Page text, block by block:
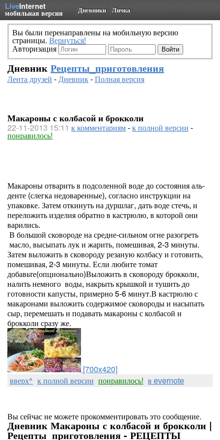
LiveInternet
мобильная версия Дневники Личка
Вы были перенаправлены на мобильную версию
страницы. Вернуться!
Авторизация
Дневник Рецепты_приготовления
Лента друзей -Дневник-Полная версия
Макароны с колбасой и брокколи
22-11-2013 15:11 к комментариям-к полной версии -
понравилось!
Макароны отварить в подсоленной воде до состояния аль-
денте (слегка недоваренные), согласно инструкции на
упаковке. Затем откинуть на дуршлаг, дать воде стечь, и
переложить изделия обратно в кастрюлю, в которой они
варились.
В большой сковороде на средне-сильном огне разогреть
масло, высыпать лук и жарить, помешивая, 2-3 минуты.
Затем выложить в сковороду резаную колбасу и готовить,
помешивая, 2-3 минуты. Если любите томат
добавьте(опционально)Выложить в сковороду брокколи,
налить немного воды, накрыть крышкой и тушить до
готовности капусты, примерно 5-6 минут.В кастрюлю с
макаронами выложить содержимое сковороды и насыпать
сыр, перемешать и подавать макароны с колбасой и
брокколи сразу же.
[700x420]
вверх^ к полной версии понравилось! в evernote
Вы сейчас не можете прокомментировать это сообщение.
Дневник Макароны с колбасой и брокколи |
Рецепты_приготовления - РЕЦЕПТЫ